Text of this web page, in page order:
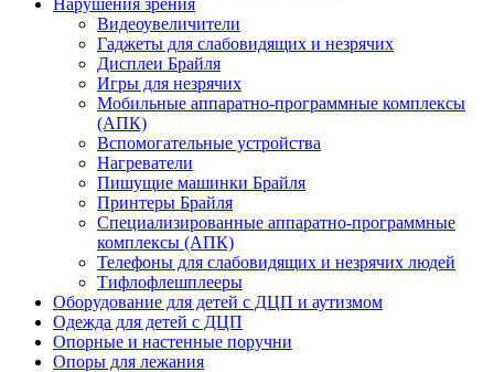
Нарушения зрения
Видеоувеличители
Гаджеты для слабовидящих и незрячих
Дисплеи Брайля
Игры для незрячих
Мобильные аппаратно-программные комплексы
(АПК)
Вспомогательные устройства
Нагреватели
Пишущие машинки Брайля
Принтеры Брайля
Специализированные аппаратно-программные
комплексы (АПК)
Телефоны для слабовидящих и незрячих людей
Тифлофлешплееры
Оборудование для детей с ДЦП и аутизмом
Одежда для детей с ДЦП
Опорные и настенные поручни
Опоры для лежания